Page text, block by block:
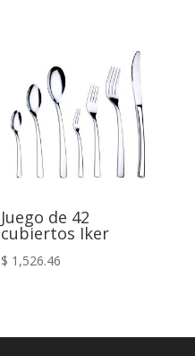
Juego de 42
cubiertos Iker
$ 1,526.46